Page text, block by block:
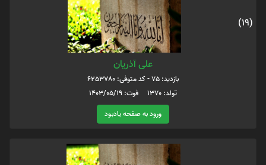
(19)
علی آذریان
بازدید: 75 - کد متوفی: 6253780
تولد: 1370 فوت: 1403/05/19
ورود به صفحه یادبود